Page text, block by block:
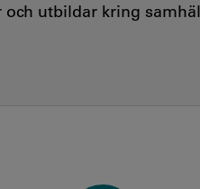
och utbildar kring